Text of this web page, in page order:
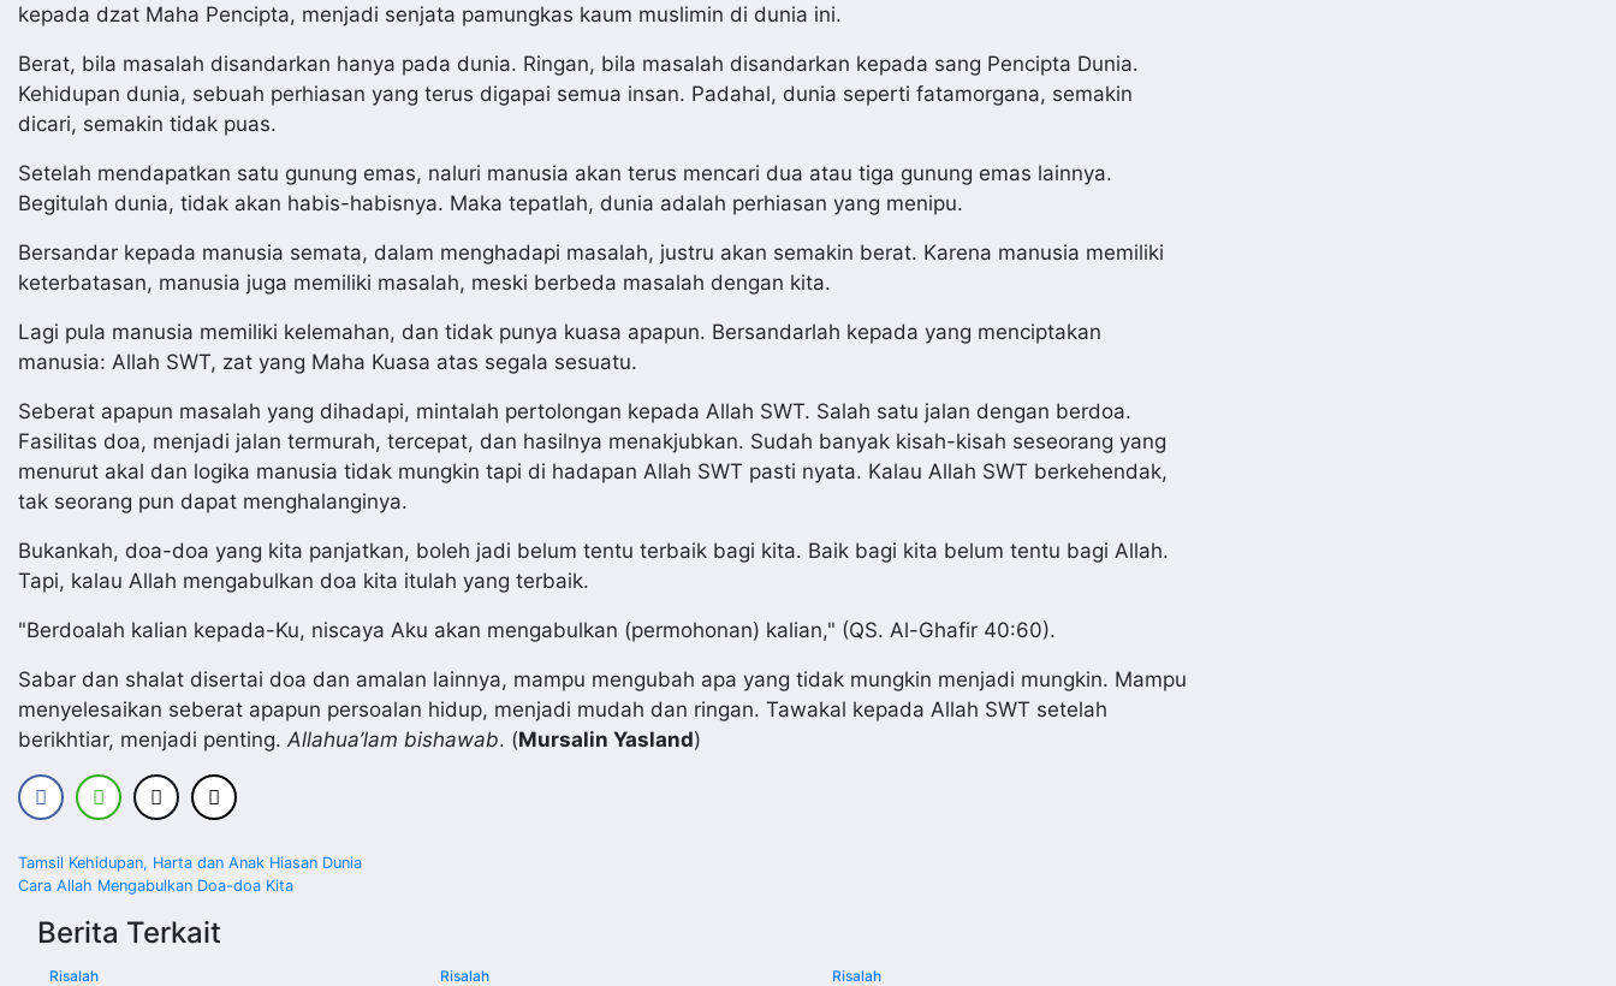
kepada dzat Maha Pencipta, menjadi senjata pamungkas kaum muslimin di dunia ini.
Berat, bila masalah disandarkan hanya pada dunia. Ringan, bila masalah disandarkan kepada sang Pencipta Dunia.
Kehidupan dunia, sebuah perhiasan yang terus digapai semua insan. Padahal, dunia seperti fatamorgana, semakin
dicari, semakin tidak puas.
Setelah mendapatkan satu gunung emas, naluri manusia akan terus mencari dua atau tiga gunung emas lainnya.
Begitulah dunia, tidak akan habis-habisnya. Maka tepatlah, dunia adalah perhiasan yang menipu.
Bersandar kepada manusia semata, dalam menghadapi masalah, justru akan semakin berat. Karena manusia memiliki
keterbatasan, manusia juga memiliki masalah, meski berbeda masalah dengan kita.
Lagi pula manusia memiliki kelemahan, dan tidak punya kuasa apapun. Bersandarlah kepada yang menciptakan
manusia: Allah SWT, zat yang Maha Kuasa atas segala sesuatu.
Seberat apapun masalah yang dihadapi, mintalah pertolongan kepada Allah SWT. Salah satu jalan dengan berdoa.
Fasilitas doa, menjadi jalan termurah, tercepat, dan hasilnya menakjubkan. Sudah banyak kisah-kisah seseorang yang
menurut akal dan logika manusia tidak mungkin tapi di hadapan Allah SWT pasti nyata. Kalau Allah SWT berkehendak,
tak seorang pun dapat menghalanginya.
Bukankah, doa-doa yang kita panjatkan, boleh jadi belum tentu terbaik bagi kita. Baik bagi kita belum tentu bagi Allah.
Tapi, kalau Allah mengabulkan doa kita itulah yang terbaik.
"Berdoalah kalian kepada-Ku, niscaya Aku akan mengabulkan (permohonan) kalian," (QS. Al-Ghafir 40:60).
Sabar dan shalat disertai doa dan amalan lainnya, mampu mengubah apa yang tidak mungkin menjadi mungkin. Mampu
menyelesaikan seberat apapun persoalan hidup, menjadi mudah dan ringan. Tawakal kepada Allah SWT setelah
berikhtiar, menjadi penting.Allahua’lam bishawab. (Mursalin Yasland)
Navigasi
pos
Tamsil Kehidupan, Harta dan Anak Hiasan Dunia
Cara Allah Mengabulkan Doa-doa Kita
Berita Terkait
Risalah Risalah Risalah